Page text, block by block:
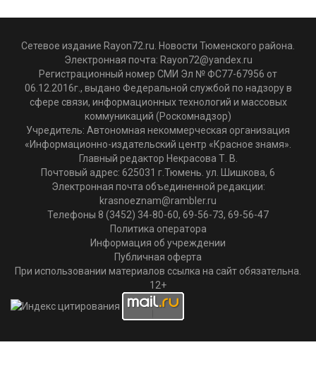
Сетевое издание Rayon72.ru. Новости Тюменского района.
Электронная почта: Rayon72@yandex.ru
Регистрационный номер СМИ Эл № ФС77-67956 от
06.12.2016г., выдано Федеральной службой по надзору в
сфере связи, информационных технологий и массовых
коммуникаций (Роскомнадзор)
Учредитель: Автономная некоммерческая организация
«Информационно-издательский центр «Красное знамя».
Главный редактор Некрасова Т. В.
Почтовый адрес: 625031 г.Тюмень. ул. Шишкова, 6
Электронная почта объединенной редакции:
krasnoeznam@rambler.ru
Телефоны 8 (3452) 34-80-60, 69-56-73, 69-56-47
Политика оператора
Информация об учреждении
Публичная оферта
При использовании материалов ссылка на сайт обязательна.
12+